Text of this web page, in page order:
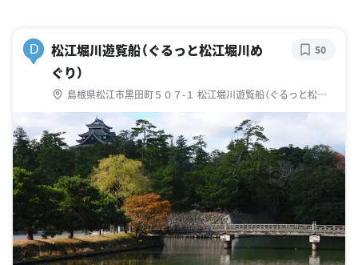
D
松江堀川遊覧船（ぐるっと松江堀川め
ぐり）
島根県松江市黒田町５０７-１ 松江堀川遊覧船（ぐるっと松江
堀川めぐり）
50